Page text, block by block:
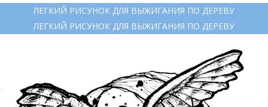
ЛЕГКИЙ РИСУНОК ДЛЯ ВЫЖИГАНИЯ ПО ДЕРЕВУ
ЛЕГКИЙ РИСУНОК ДЛЯ ВЫЖИГАНИЯ ПО ДЕРЕВУ